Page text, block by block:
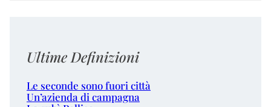
Ultime Definizioni
Le seconde sono fuori città
Un’azienda di campagna